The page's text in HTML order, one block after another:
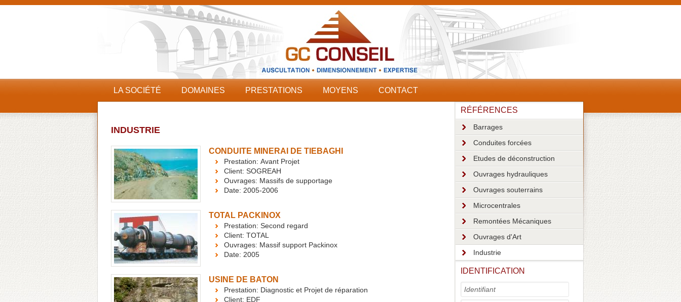
LA SOCIÉTÉ DOMAINES PRESTATIONS MOYENS CONTACT
INDUSTRIE
CONDUITE MINERAI DE TIEBAGHI
Prestation: Avant Projet
Client: SOGREAH
Ouvrages: Massifs de supportage
Date: 2005-2006
TOTAL PACKINOX
Prestation: Second regard
Client: TOTAL
Ouvrages: Massif support Packinox
Date: 2005
USINE DE BATON
Prestation: Diagnostic et Projet de réparation
Client: EDF
RÉFÉRENCES
Barrages
Conduites forcées
Etudes de déconstruction
Ouvrages hydrauliques
Ouvrages souterrains
Microcentrales
Remontées Mécaniques
Ouvrages d'Art
Industrie
IDENTIFICATION